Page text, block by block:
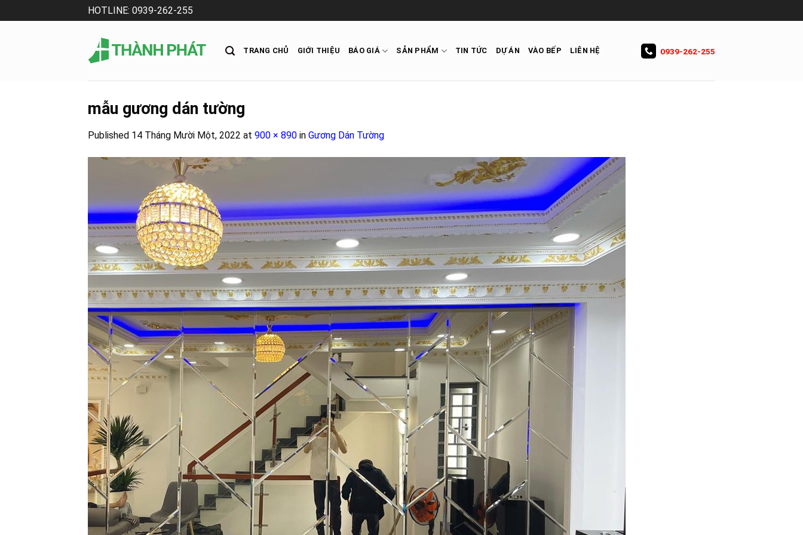
to
HOTLINE: 0939-262-255
TRANG CHỦ GIỚI THIỆU BÁO GIÁ SẢN PHẨM TIN TỨC DỰ ÁN VÀO BẾP LIÊN HỆ 0939-262-255
mẫu gương dán tường
Published 14 Tháng Mười Một, 2022 at 900 × 890 in Gương Dán Tường